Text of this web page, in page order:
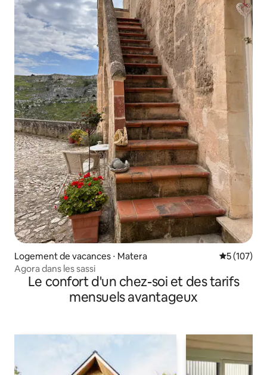
Logement de vacances ⋅ Matera Évaluation
5 (107)
Agora dans les sassi
Le confort d'un chez-soi et des tarifs
mensuels avantageux